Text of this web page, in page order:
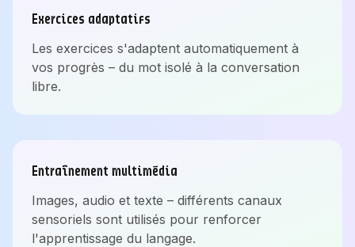
Exercices adaptatifs
Les exercices s'adaptent automatiquement à
vos progrès – du mot isolé à la conversation
libre.
Entraînement multimédia
Images, audio et texte – différents canaux
sensoriels sont utilisés pour renforcer
l'apprentissage du langage.